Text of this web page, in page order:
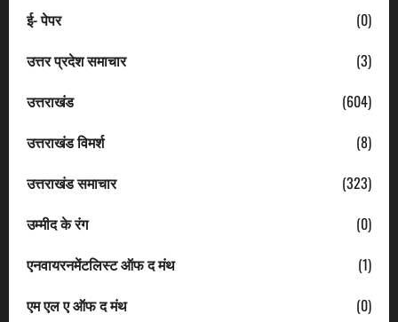
ई- पेपर
(0)
उत्तर प्रदेश समाचार
(3)
उत्तराखंड
(604)
उत्तराखंड विमर्श
(8)
उत्तराखंड समाचार
(323)
उम्मीद के रंग
(0)
एनवायरनमेंटलिस्ट ऑफ द मंथ
(1)
एम एल ए ऑफ द मंथ
(0)